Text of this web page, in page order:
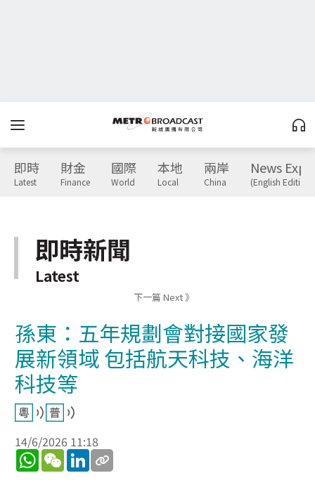
即時
Latest
財金
Finance
國際
World
本地
Local
兩岸
China
News
(English Edition)
即時新聞
Latest
下一篇 Next 》
孫東：五年規劃會對接國家發
展新領域 包括航天科技、海洋
科技等
14/6/2026 11:18
WhatsApp
WeChatLinkedIn